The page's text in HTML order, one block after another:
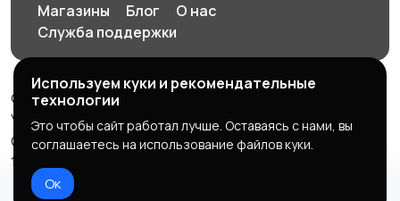
Магазины Блог
О нас
Служба поддержки
© 2026 Орен-АЙ - Авто | Недвижимость | Работа |
Услуги
Создал Карусов Е.С ООО "ЦПК" ИНН 5609203278 ОГРН
1235600008841
Правила сервиса
Используем куки и рекомендательные
технологии
Это чтобы сайт работал лучше. Оставаясь с нами, вы
соглашаетесь на использование файлов куки.
Ок